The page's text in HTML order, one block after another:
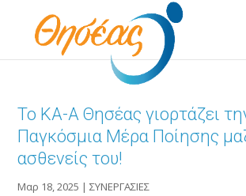
Το ΚΑ-Α Θησέας γιορτάζει
Παγκόσμια Μέρα Ποίησης
ασθενείς του!
Μαρ 18, 2025 |ΣΥΝΕΡΓΑΣΙΕΣ